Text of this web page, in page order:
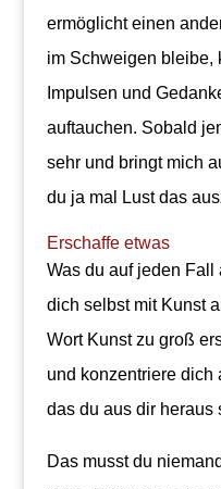
ermöglicht einen
im Schweigen bleibe,
Impulsen und
auftauchen. Sobald
sehr und bringt mich
du ja mal Lust das
Erschaffe etwas
Was du auf jeden Fall
dich selbst mit Kunst
Wort Kunst zu groß
und konzentriere dich
das du aus dir heraus
Das musst du